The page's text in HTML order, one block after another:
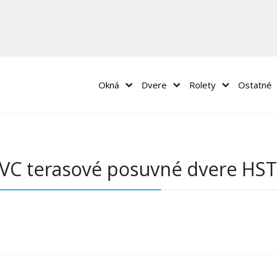
Okná Dvere Rolety Ostatné
terasové posuvné dvere HST